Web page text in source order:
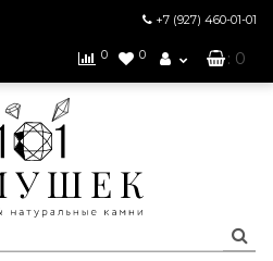
+7 (927) 460-01-01
0 0 : 0